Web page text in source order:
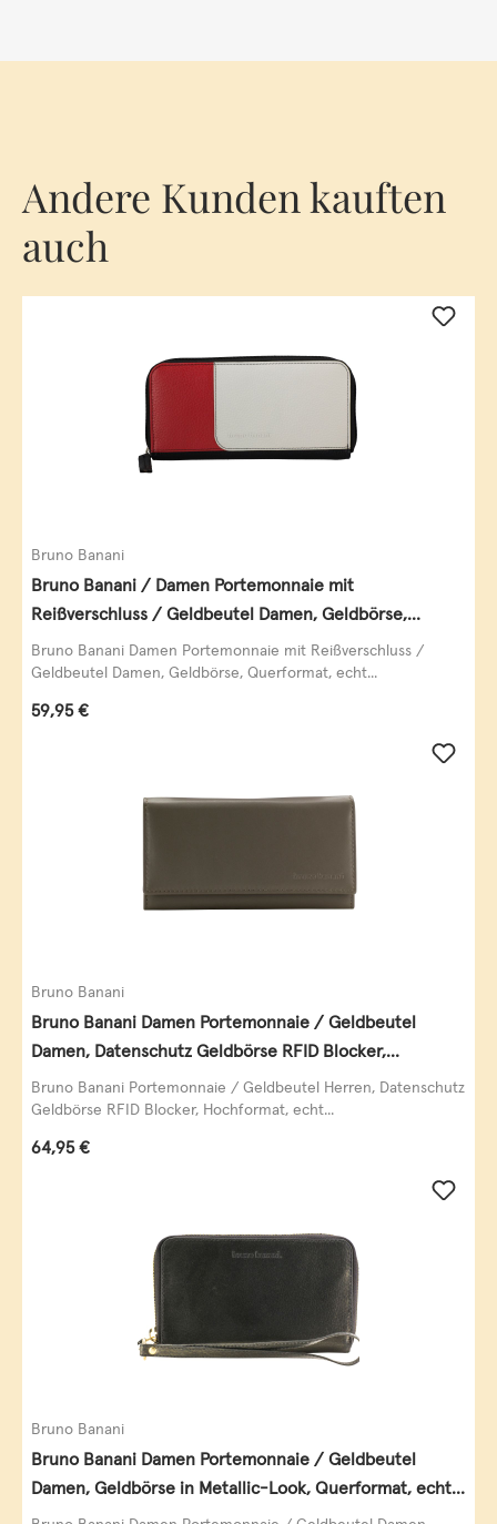
Andere Kunden kauften
auch
Bruno Banani
Bruno Banani / Damen Portemonnaie mit
Reißverschluss / Geldbeutel Damen, Geldbörse,
Querformat, echt Leder, black/white/red
Bruno Banani Damen Portemonnaie mit Reißverschluss /
Geldbeutel Damen, Geldbörse, Querformat, echt...
Regulärer Preis:
59,95 €
Bruno Banani
Bruno Banani Damen Portemonnaie / Geldbeutel
Damen, Datenschutz Geldbörse RFID Blocker,
Querformat, echt Leder, taupe
Bruno Banani Portemonnaie / Geldbeutel Herren, Datenschutz
Geldbörse RFID Blocker, Hochformat, echt...
Regulärer Preis:
64,95 €
Bruno Banani
Bruno Banani Damen Portemonnaie / Geldbeutel
Damen, Geldbörse in Metallic-Look, Querformat, echt
Leder, schwarz-gold